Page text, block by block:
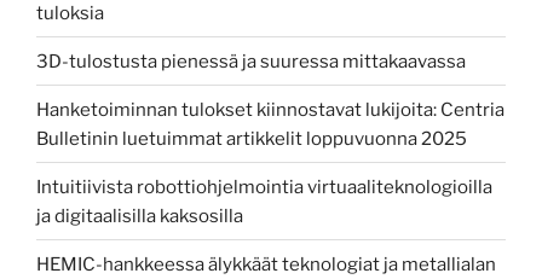
tuloksia
3D-tulostusta pienessä ja suuressa mittakaavassa
Hanketoiminnan tulokset kiinnostavat lukijoita: Centria
Bulletinin luetuimmat artikkelit loppuvuonna 2025
Intuitiivista robottiohjelmointia virtuaaliteknologioilla
ja digitaalisilla kaksosilla
HEMIC-hankkeessa älykkäät teknologiat ja metallialan